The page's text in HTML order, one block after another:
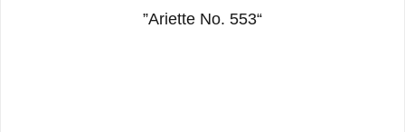
“Ariette No. 553”